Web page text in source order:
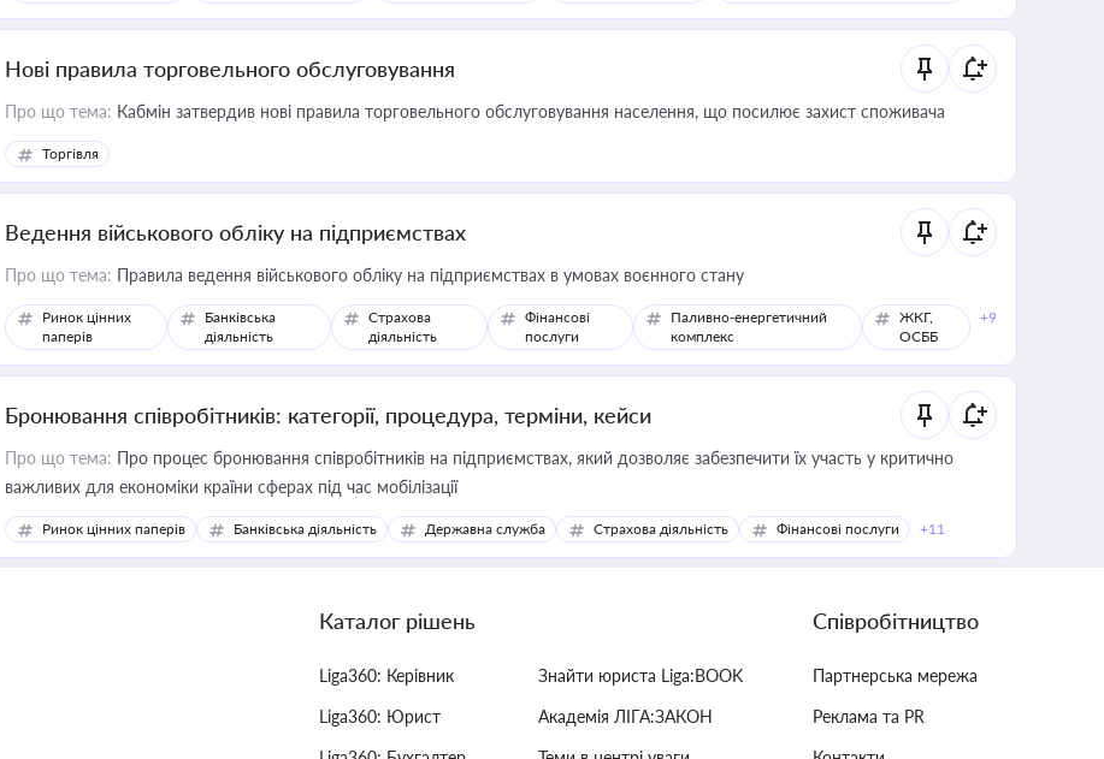
Нові правила торговельного обслуговування
Про що тема: Кабмін затвердив нові правила торговельного обслуговування населення, що посилює захист споживача
Торгівля
Ведення військового обліку на підприємствах
Про що тема: Правила ведення військового обліку на підприємствах в умовах воєнного стану
Ринок цінних
паперів
Банківська
діяльність
Страхова
діяльність
Фінансові
послуги
Паливно-енергетичний
комплекс
ЖКГ,
ОСББ
+9
Бронювання співробітників: категорії, процедура, терміни, кейси
Про що тема: Про процес бронювання співробітників на підприємствах, який дозволяє забезпечити їх участь у критично
важливих для економіки країни сферах під час мобілізації
Ринок цінних паперів Банківська діяльність Державна служба Страхова діяльність Фінансові послуги +11
Каталог рішень
Liga360: Керівник
Liga360: Юрист
Знайти юриста Liga:BOOK
Академія ЛІГА:ЗАКОН
Співробітництво
Партнерська мережа
Реклама та PR